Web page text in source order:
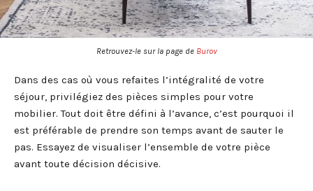
Retrouvez-le sur la page de Burov
Dans des cas où vous refaites l’intégralité de votre
séjour, privilégiez des pièces simples pour votre
mobilier. Tout doit être défini à l’avance, c’est pourquoi il
est préférable de prendre son temps avant de sauter le
pas. Essayez de visualiser l’ensemble de votre pièce
avant toute décision décisive.